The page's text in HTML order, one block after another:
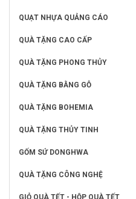
QUẠT NHỰA QUẢNG CÁO
QUÀ TẶNG CAO CẤP
QUÀ TẶNG PHONG THỦY
QUÀ TẶNG BẰNG GỖ
QUÀ TẶNG BOHEMIA
QUÀ TẶNG THỦY TINH
GỐM SỨ DONGHWA
QUÀ TẶNG CÔNG NGHỆ
GIỎ QUÀ TẾT - HỘP QUÀ TẾT